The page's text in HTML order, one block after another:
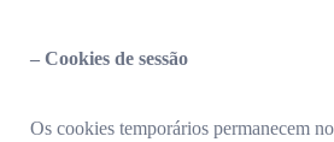
– Cookies de sessão
Os cookies temporários permanecem